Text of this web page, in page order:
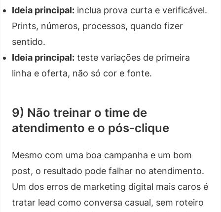
Ideia principal: inclua prova curta e verificável.
Prints, números, processos, quando fizer
sentido.
Ideia principal: teste variações de primeira
linha e oferta, não só cor e fonte.
9) Não treinar o time de
atendimento e o pós-clique
Mesmo com uma boa campanha e um bom
post, o resultado pode falhar no atendimento.
Um dos erros de marketing digital mais caros é
tratar lead como conversa casual, sem roteiro